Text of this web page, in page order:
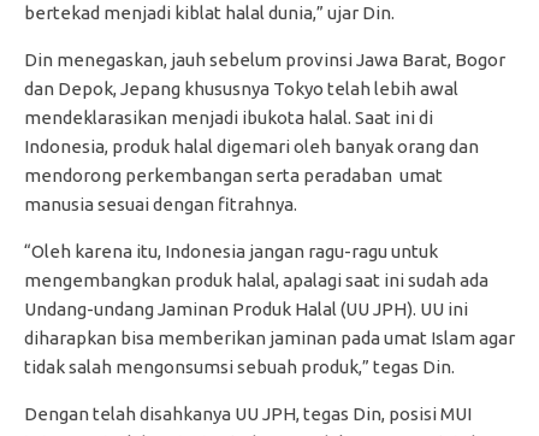
bertekad menjadi kiblat halal dunia,” ujar Din.
Din menegaskan, jauh sebelum provinsi Jawa Barat, Bogor
dan Depok, Jepang khususnya Tokyo telah lebih awal
mendeklarasikan menjadi ibukota halal. Saat ini di
Indonesia, produk halal digemari oleh banyak orang dan
mendorong perkembangan serta peradaban umat
manusia sesuai dengan fitrahnya.
“Oleh karena itu, Indonesia jangan ragu-ragu untuk
mengembangkan produk halal, apalagi saat ini sudah ada
Undang-undang Jaminan Produk Halal (UU JPH). UU ini
diharapkan bisa memberikan jaminan pada umat Islam agar
tidak salah mengonsumsi sebuah produk,” tegas Din.
Dengan telah disahkanya UU JPH, tegas Din, posisi MUI